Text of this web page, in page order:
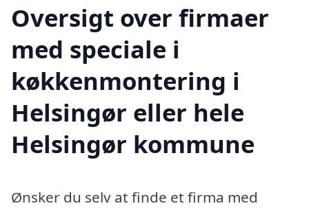
Oversigt over firmaer
med speciale i
køkkenmontering i
Helsingør eller hele
Helsingør kommune
Ønsker du selv at finde et firma med